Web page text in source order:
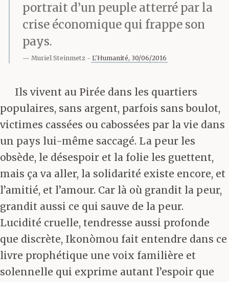
portrait d’un peuple atterré par la
crise économique qui frappe son
pays.
Muriel Steinmetz L'Humanité, 30/06/2016
Ils vivent au Pirée dans les quartiers
populaires, sans argent, parfois sans boulot,
victimes cassées ou cabossées par la vie dans
un pays lui-même saccagé. La peur les
obsède, le désespoir et la folie les guettent,
mais ça va aller, la solidarité existe encore, et
l’amitié, et l’amour. Car là où grandit la peur,
grandit aussi ce qui sauve de la peur.
Lucidité cruelle, tendresse aussi profonde
que discrète, Ikonòmou fait entendre dans ce
livre prophétique une voix familière et
solennelle qui exprime autant l’espoir que